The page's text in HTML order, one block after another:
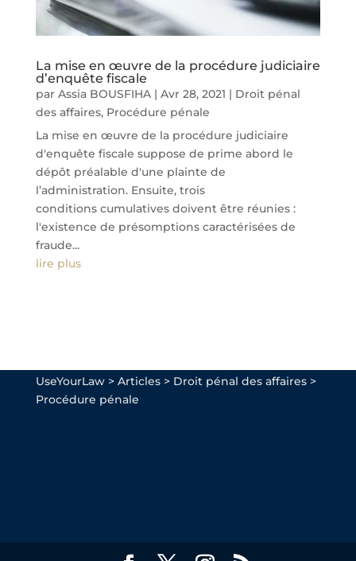
La mise en œuvre de la procédure judiciaire
d’enquête fiscale
par Assia BOUSFIHA| Avr 28, 2021 | Droit pénal
des affaires, Procédure pénale
La mise en œuvre de la procédure judiciaire
d'enquête fiscale suppose de prime abord le
dépôt préalable d'une plainte de
l’administration. Ensuite, trois
conditions cumulatives doivent être réunies :
l'existence de présomptions caractérisées de
fraude...
lire plus
UseYourLaw> Articles> Droit pénal des affaires>
Procédure pénale